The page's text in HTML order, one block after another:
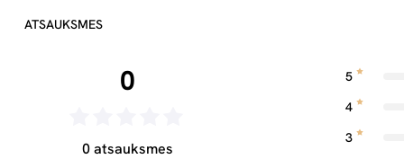
ATSAUKSMES
0
0 atsauksmes
5
4
3